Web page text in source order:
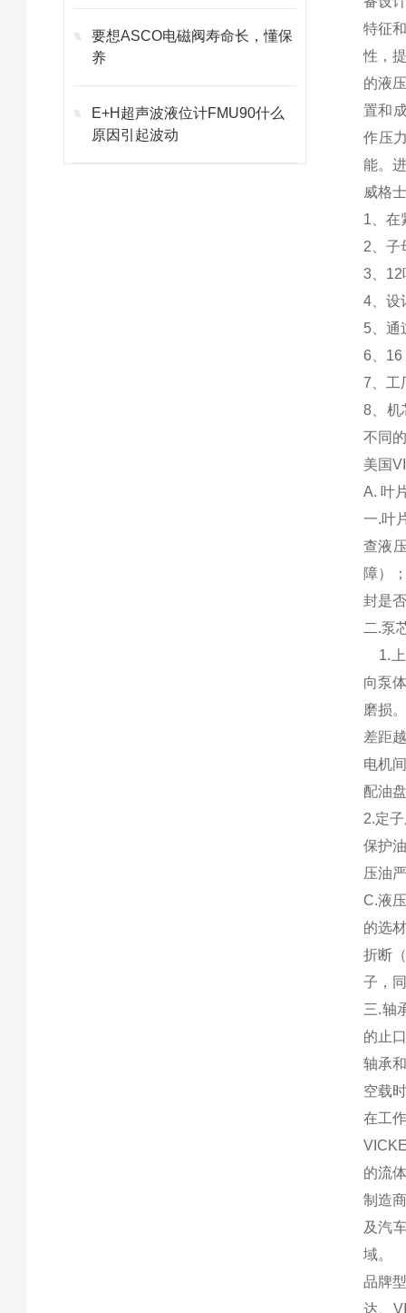
要想ASCO电磁阀寿命长，懂保
养
E+H超声波液位计FMU90什么
原因引起波动
特征
性，
的液
置和
作压
能。
威格
1、在
2、子
3、12
4、设
5、通
6、16
7、工
8、机
不同
美国
A. 叶
一.叶
查液
障）
封是
二.泵
1.上
向泵
磨损
差距
电机
配油
2.定
保护
压油
C.液
的选
折断
子，
三.轴
的止
轴承
空载
在工
的流
制造
及汽
域。
品牌
达、